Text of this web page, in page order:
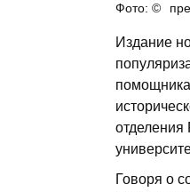
Издание
Говоря о